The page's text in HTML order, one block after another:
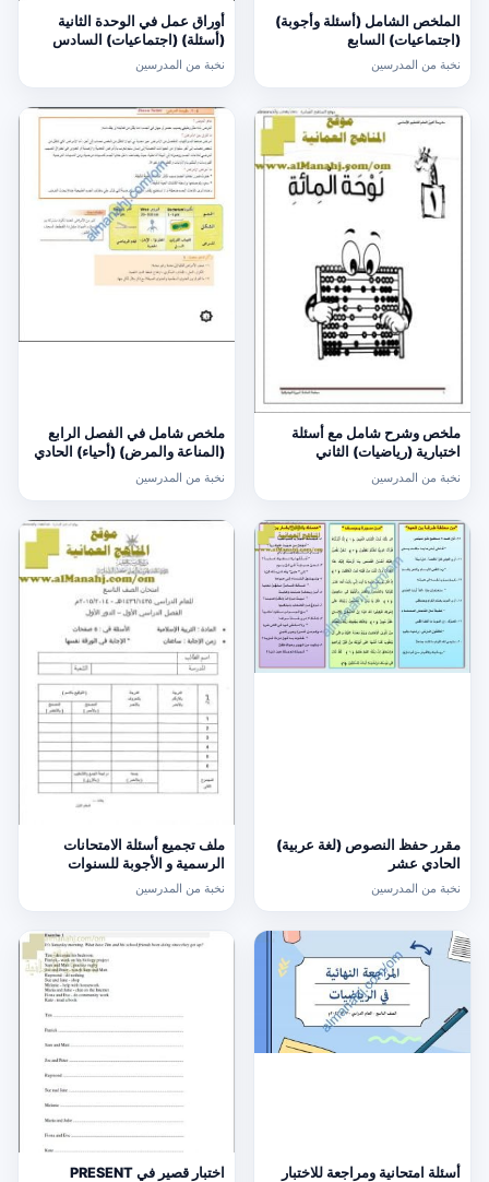
الملخص الشامل (أسئلة وأجوبة)
(اجتماعيات) السابع
نخبة من المدرسين
أوراق عمل في الوحدة الثانية
(أسئلة) (اجتماعيات) السادس
نخبة من المدرسين
ملخص وشرح شامل مع أسئلة
اختبارية (رياضيات) الثاني
نخبة من المدرسين
ملخص شامل في الفصل الرابع
(المناعة والمرض) (أحياء) الحادي
نخبة من المدرسين
مقرر حفظ النصوص (لغة عربية)
الحادي عشر
نخبة من المدرسين
ملف تجميع أسئلة الامتحانات
الرسمية و الأجوبة للسنوات
السابقة الدور الأول (الامتحانات)
التاسع
نخبة من المدرسين
أسئلة امتحانية ومراجعة للاختبار
اختبار قصير في PRESENT